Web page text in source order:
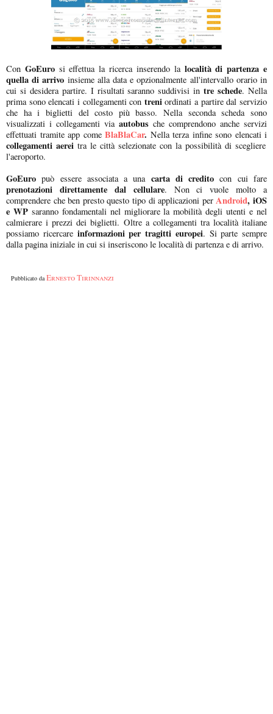
Con GoEuro si effettua la ricerca inserendo la località di partenza e
quella di arrivo insieme alla data e opzionalmente all'intervallo orario in
cui si desidera partire. I risultati saranno suddivisi intre schede. Nella
prima sono elencati i collegamenti con treni ordinati a partire dal servizio
che ha i biglietti del costo più basso. Nella seconda scheda sono
visualizzati i collegamenti viaautobus che comprendono anche servizi
effettuati tramite app come BlaBlaCar. Nella terza infine sono elencati i
collegamenti aerei tra le città selezionate con la possibilità di scegliere
l'aeroporto.
GoEuro può essere associata a una carta di credito con cui fare
prenotazioni direttamente dal cellulare. Non ci vuole molto a
comprendere che ben presto questo tipo di applicazioni per Android, iOS
e WPsaranno fondamentali nel migliorare la mobilità degli utenti e nel
calmierare i prezzi dei biglietti. Oltre a collegamenti tra località italiane
possiamo ricercare informazioni per tragitti europei. Si parte sempre
dalla pagina iniziale in cui si inseriscono le località di partenza e di arrivo.
Pubblicato da Ernesto Tirinnanzi